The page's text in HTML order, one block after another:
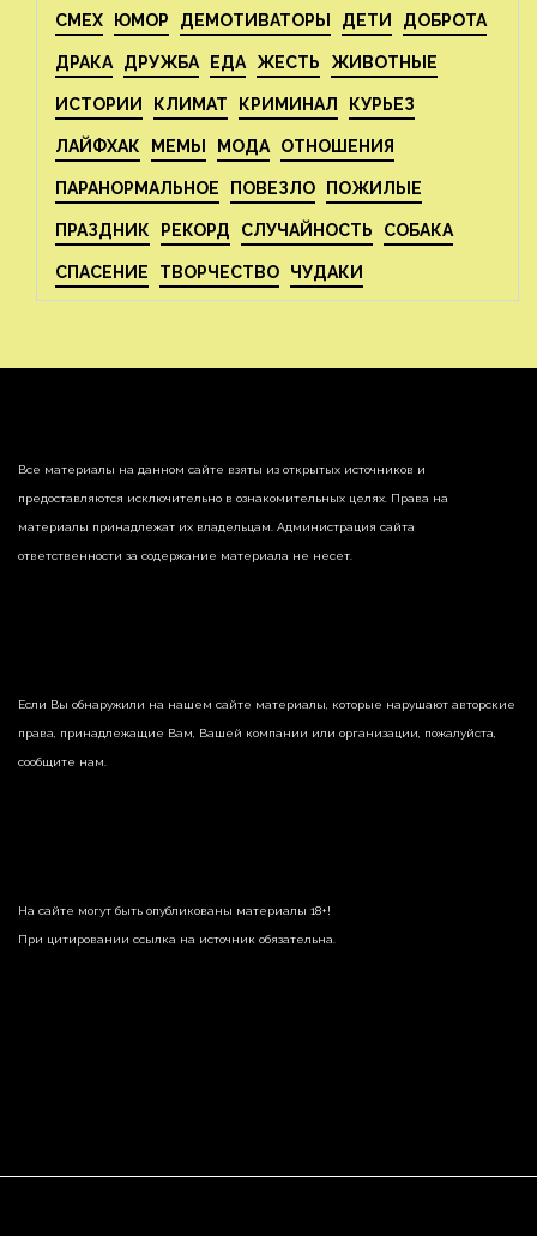
СМЕХ ЮМОР ДЕМОТИВАТОРЫ ДЕТИ ДОБРОТА
ДРАКА ДРУЖБА ЕДА ЖЕСТЬ ЖИВОТНЫЕ
ИСТОРИИ КЛИМАТ КРИМИНАЛ КУРЬЕЗ
ЛАЙФХАК МЕМЫ МОДА ОТНОШЕНИЯ
ПАРАНОРМАЛЬНОЕ ПОВЕЗЛО ПОЖИЛЫЕ
ПРАЗДНИК РЕКОРД СЛУЧАЙНОСТЬ СОБАКА
СПАСЕНИЕ ТВОРЧЕСТВО ЧУДАКИ
Все материалы на данном сайте взяты из открытых источников и
предоставляются исключительно в ознакомительных целях. Права на
материалы принадлежат их владельцам. Администрация сайта
ответственности за содержание материала не несет.
Если Вы обнаружили на нашем сайте материалы, которые нарушают авторские
права, принадлежащие Вам, Вашей компании или организации, пожалуйста,
сообщите нам.
На сайте могут быть опубликованы материалы 18+!
При цитировании ссылка на источник обязательна.